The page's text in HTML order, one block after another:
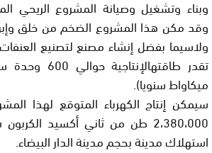
وقد مكن هذا المشروع الضخم من خلق
ولاسيما بفضل إنشاء مصنع لتصنيع
ميكاواط سنويا).
سيمكن إنتاج الكهرباء المتوقع لهذا
2،380،000 طن من ثاني أكسيد
استهلاك مدينة بحجم مدينة الدار البيضاء.